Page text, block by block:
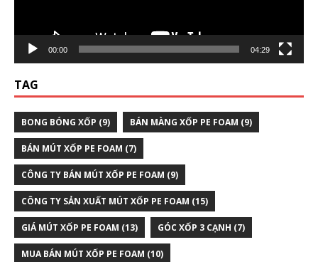
00:00 04:29
TAG
BONG BÓNG XỐP (9) BÁN MÀNG XỐP PE FOAM (9)
BÁN MÚT XỐP PE FOAM (7)
CÔNG TY BÁN MÚT XỐP PE FOAM (9)
CÔNG TY SẢN XUẤT MÚT XỐP PE FOAM (15)
GIÁ MÚT XỐP PE FOAM (13) GÓC XỐP 3 CẠNH (7)
MUA BÁN MÚT XỐP PE FOAM (10)